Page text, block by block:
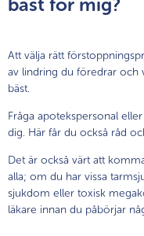
Att välja rätt
av lindring du föredrar och
bäst.
Fråga apotekspersonal
dig. Här får du också råd
Det är också värt att
alla; om du har vissa
sjukdom eller toxisk
läkare innan du påbörjar